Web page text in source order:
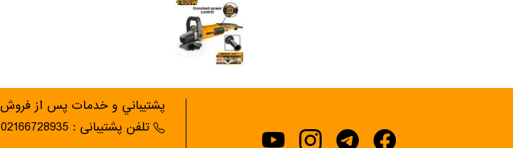
پشتيباني و خدمات پس از فروش
تلفن پشتیبانی : 02166728935